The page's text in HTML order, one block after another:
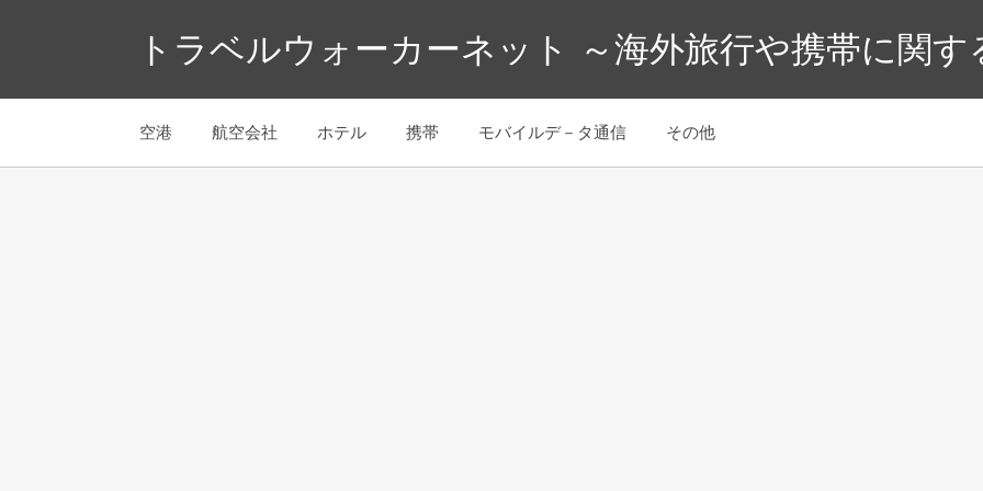
へ
トラベルウォーカーネット ～海外旅行や携帯に関す
空港 航空会社 ホテル 携帯 モバイルデ－タ通信 その他